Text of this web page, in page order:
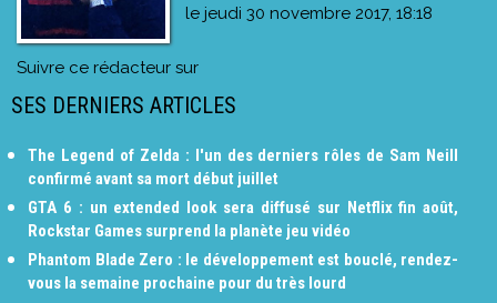
le jeudi 30 novembre 2017, 18:18
Suivre ce rédacteur sur
SES DERNIERS ARTICLES
The Legend of Zelda : l'un des derniers rôles de Sam Neill
confirmé avant sa mort début juillet
GTA 6 : un extended look sera diffusé sur Netflix fin août,
Rockstar Games surprend la planète jeu vidéo
Phantom Blade Zero : le développement est bouclé, rendez-
vous la semaine prochaine pour du très lourd